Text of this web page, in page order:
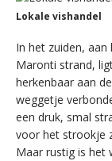
Lokale vishandel
In het zuiden,
Maronti strand,
herkenbaar aan
weggetje
een druk, smal
voor het strookje
Maar rustig is het